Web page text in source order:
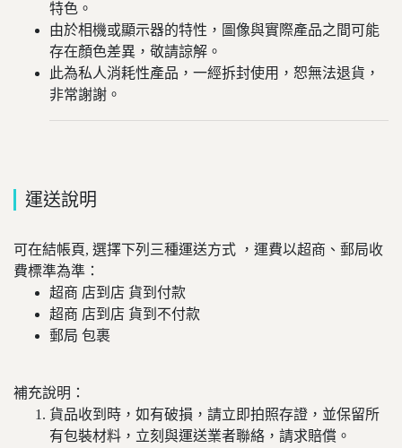
特色。
由於相機或顯示器的特性，圖像與實際產品之間可能
存在顏色差異，敬請諒解。
此為私人消耗性產品，一經拆封使用，恕無法退貨，
非常謝謝。
運送說明
可在結帳頁, 選擇下列三種運送方式 ，運費以超商、郵局收
費標準為準：
超商 店到店 貨到付款
超商 店到店 貨到不付款
郵局 包裹
補充說明：
貨品收到時，如有破損，請立即拍照存證，並保留所
有包裝材料，立刻與運送業者聯絡，請求賠償。